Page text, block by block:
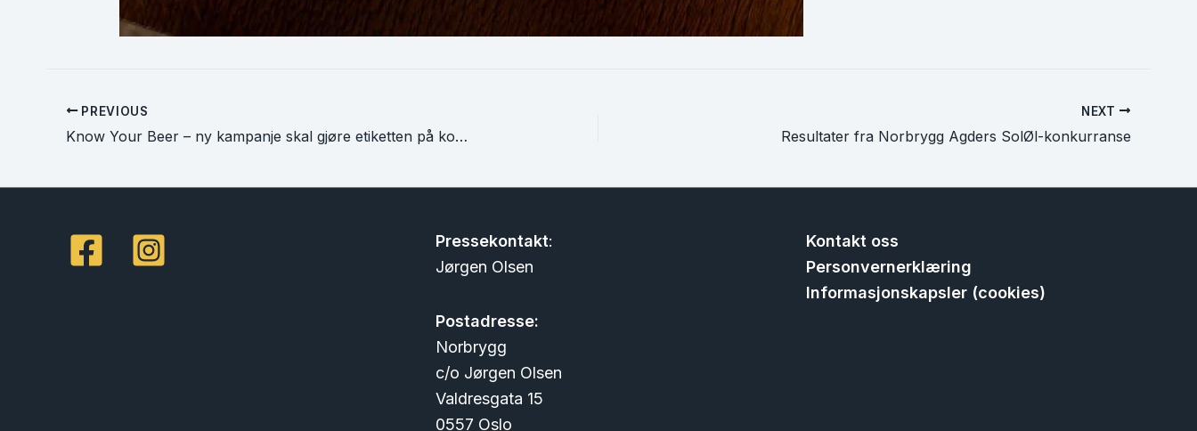
PREVIOUS
Know Your Beer – ny kampanje skal gjøre etiketten på kommersielt øl lettere å forstå
NEXT
Resultater fra Norbrygg Agders SolØl-konkurranse
Pressekontakt:
Jørgen Olsen
Postadresse:
Norbrygg
c/o Jørgen Olsen
Valdresgata 15
0557 Oslo
Kontakt oss
Personvernerklæring
Informasjonskapsler (cookies)